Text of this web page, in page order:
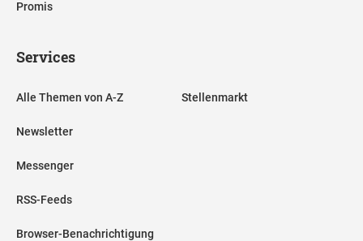
Promis
Services
Alle Themen von A-Z
Newsletter
Messenger
RSS-Feeds
Browser-Benachrichtigung
Stellenmarkt